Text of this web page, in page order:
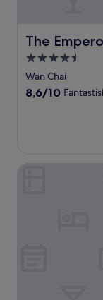
The
The Emperor
4.5-
stjärnigt
boende
Wan Chai
8.6
8,6/10